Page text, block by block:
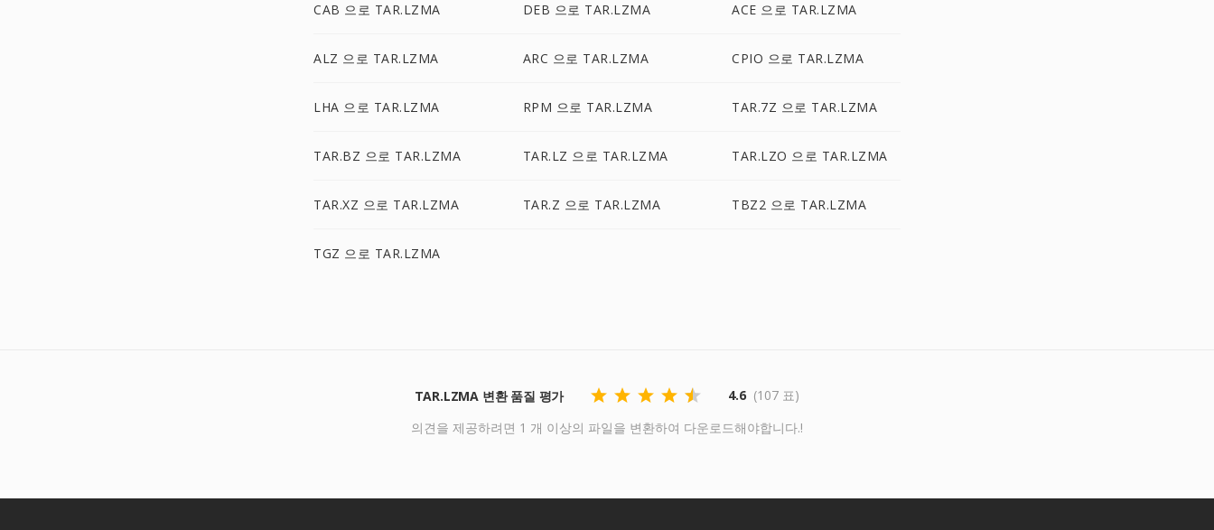
CAB 으로 TAR.LZMA DEB 으로 TAR.LZMA ACE 으로 TAR.LZMA
ALZ 으로 TAR.LZMA ARC 으로 TAR.LZMA CPIO 으로 TAR.LZMA
LHA 으로 TAR.LZMA RPM 으로 TAR.LZMA TAR.7Z 으로 TAR.LZMA
TAR.BZ 으로 TAR.LZMA TAR.LZ 으로 TAR.LZMA TAR.LZO 으로 TAR.LZMA
TAR.XZ 으로 TAR.LZMA TAR.Z 으로 TAR.LZMA TBZ2 으로 TAR.LZMA
TGZ 으로 TAR.LZMA
TAR.LZMA 변환 품질 평가 4.6 (107 표)
의견을 제공하려면 1 개 이상의 파일을 변환하여 다운로드해야합니다.!